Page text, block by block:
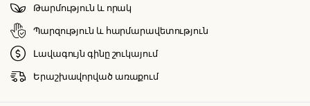
Թարմություն և որակ
Պարզություն և հարմարավետություն
Լավագույն գինը շուկայում
Երաշխավորված առաքում